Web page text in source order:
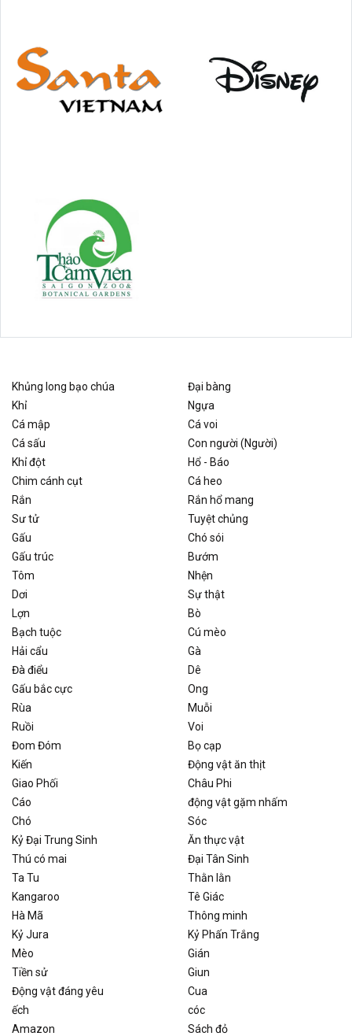
Khủng long bạo chúa
Đại bàng
Khỉ
Ngựa
Cá mập
Cá voi
Cá sấu
Con người (Người)
Khỉ đột
Hổ - Báo
Chim cánh cụt
Cá heo
Rắn
Rắn hổ mang
Sư tử
Tuyệt chủng
Gấu
Chó sói
Gấu trúc
Bướm
Tôm
Nhện
Dơi
Sự thật
Lợn
Bò
Bạch tuộc
Cú mèo
Hải cẩu
Gà
Đà điểu
Dê
Gấu bắc cực
Ong
Rùa
Muỗi
Ruồi
Voi
Đom Đóm
Bọ cạp
Kiến
Động vật ăn thịt
Giao Phối
Châu Phi
Cáo
động vật gặm nhấm
Chó
Sóc
Kỷ Đại Trung Sinh
Ăn thực vật
Thú có mai
Đại Tân Sinh
Ta Tu
Thằn lằn
Kangaroo
Tê Giác
Hà Mã
Thông minh
Kỷ Jura
Kỷ Phấn Trắng
Mèo
Gián
Tiền sử
Giun
Động vật đáng yêu
Cua
ếch
cóc
Amazon
Sách đỏ